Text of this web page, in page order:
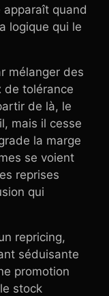
quand
logique qui le
mélanger des
de tolérance
de là, le
mais il cesse
la marge
se voient
reprises
qui
repricing,
séduisante
promotion
stock